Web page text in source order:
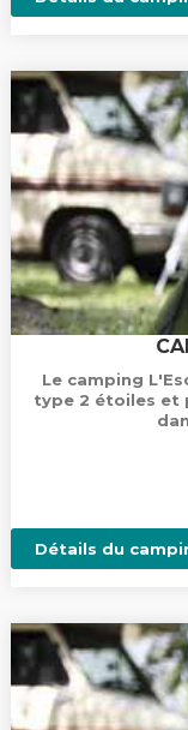
Le camping
type 2 étoiles et
Détails du